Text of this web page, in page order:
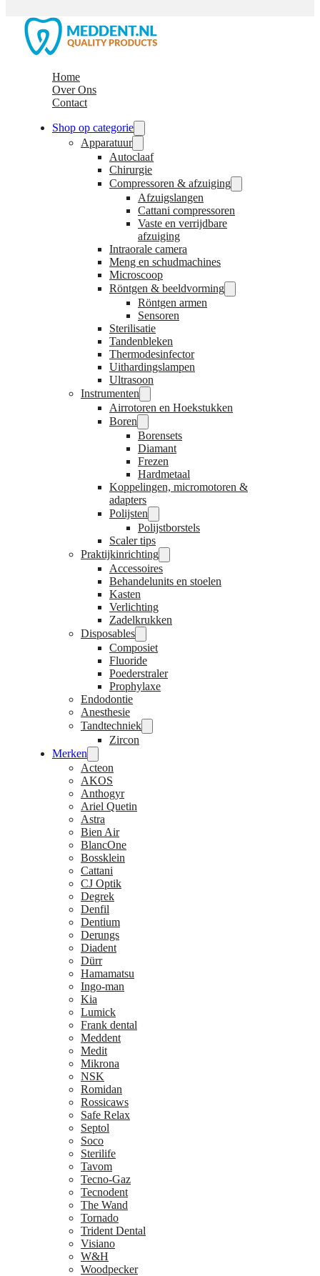
Home
Over Ons
Contact
Shop op categorie
Apparatuur
Autoclaaf
Chirurgie
Compressoren & afzuiging
Afzuigslangen
Cattani compressoren
Vaste en verrijdbare
afzuiging
Intraorale camera
Meng en schudmachines
Microscoop
Röntgen & beeldvorming
Röntgen armen
Sensoren
Sterilisatie
Tandenbleken
Thermodesinfector
Uithardingslampen
Ultrasoon
Instrumenten
Airrotoren en Hoekstukken
Boren
Borensets
Diamant
Frezen
Hardmetaal
Koppelingen, micromotoren &
adapters
Polijsten
Polijstborstels
Scaler tips
Praktijkinrichting
Accessoires
Behandelunits en stoelen
Kasten
Verlichting
Zadelkrukken
Disposables
Composiet
Fluoride
Poederstraler
Prophylaxe
Endodontie
Anesthesie
Tandtechniek
Zircon
Merken
Acteon
AKOS
Anthogyr
Ariel Quetin
Astra
Bien Air
BlancOne
Bossklein
Cattani
CJ Optik
Degrek
Denfil
Dentium
Derungs
Diadent
Dürr
Hamamatsu
Ingo-man
Kia
Lumick
Frank dental
Meddent
Medit
Mikrona
NSK
Romidan
Rossicaws
Safe Relax
Septol
Soco
Sterilife
Tavom
Tecno-Gaz
Tecnodent
The Wand
Tornado
Trident Dental
Visiano
W&H
Woodpecker